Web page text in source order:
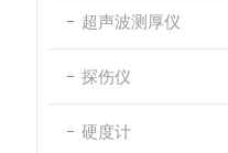
超声波测厚仪
探伤仪
硬度计